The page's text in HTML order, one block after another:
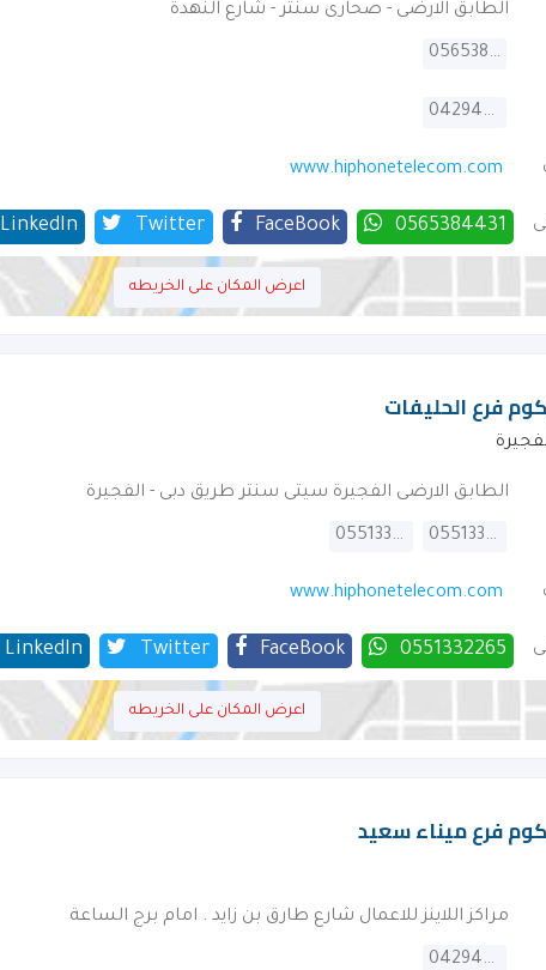
الطابق الارضى - صحارى سنتر - شارع النهدة
0565384431
042946664
www.hiphonetelecom.com
0565384431
FaceBook
Twitter
LinkedIn
اعرض المكان على الخريطه
فرع الحليفات
الطابق الارضى الفجيرة سيتى سنتر طريق دبى - الفجيرة
0551332265
0551332286
www.hiphonetelecom.com
0551332265
FaceBook
Twitter
LinkedIn
اعرض المكان على الخريطه
فرع ميناء سعيد
مراكز اللاينز للاعمال شارع طارق بن زايد . امام برج الساعة
042946664